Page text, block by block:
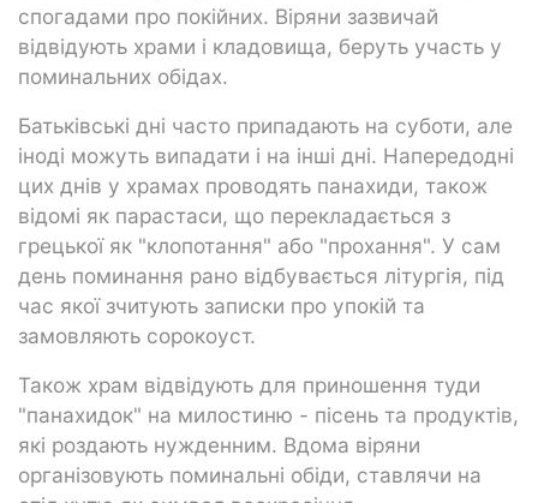
спогадами про покійних. Віряни зазвичай
відвідують храми і кладовища, беруть участь у
поминальних обідах.
Батьківські дні часто припадають на суботи, але
іноді можуть випадати і на інші дні. Напередодні
цих днів у храмах проводять панахиди, також
відомі як парастаси, що перекладається з
грецької як "клопотання" або "прохання". У сам
день поминання рано відбувається літургія, під
час якої зчитують записки про упокій та
замовляють сорокоуст.
Також храм відвідують для приношення туди
"панахидок" на милостиню - пісень та продуктів,
які роздають нужденним. Вдома віряни
організовують поминальні обіди, ставлячи на